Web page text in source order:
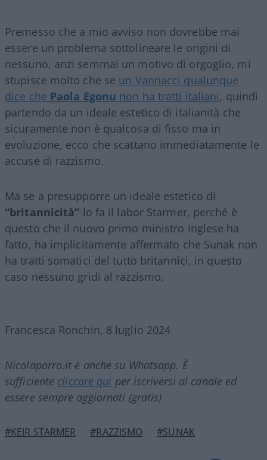
Premesso che a mio avviso non dovrebbe mai
essere un problema sottolineare le origini di
nessuno, anzi semmai un motivo di orgoglio, mi
stupisce molto che se un Vannacci qualunque
dice che Paola Egonu non ha tratti italiani, quindi
partendo da un ideale estetico di italianità che
sicuramente non è qualcosa di fisso ma in
evoluzione, ecco che scattano immediatamente le
accuse di razzismo.
Ma se a presupporre un ideale estetico di
“britannicità” lo fa il labor Starmer, perché è
questo che il nuovo primo ministro inglese ha
fatto, ha implicitamente affermato che Sunak non
ha tratti somatici del tutto britannici, in questo
caso nessuno gridi al razzismo.
Francesca Ronchin, 8 luglio 2024
Nicolaporro.it è anche su Whatsapp. È
sufficiente cliccare qui per iscriversi al canale ed
essere sempre aggiornati (gratis)
#KEIR STARMER #RAZZISMO #SUNAK